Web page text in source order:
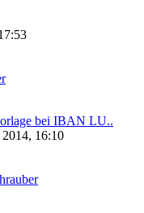
bei IBAN LU..
16:10